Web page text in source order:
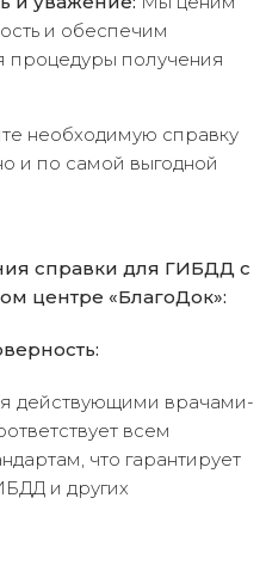
и обеспечим
процедуры получения
необходимую справку
и по самой выгодной
справки для ГИБДД с
центре «БлагоДок»:
действующими врачами-
всем
что гарантирует
и других